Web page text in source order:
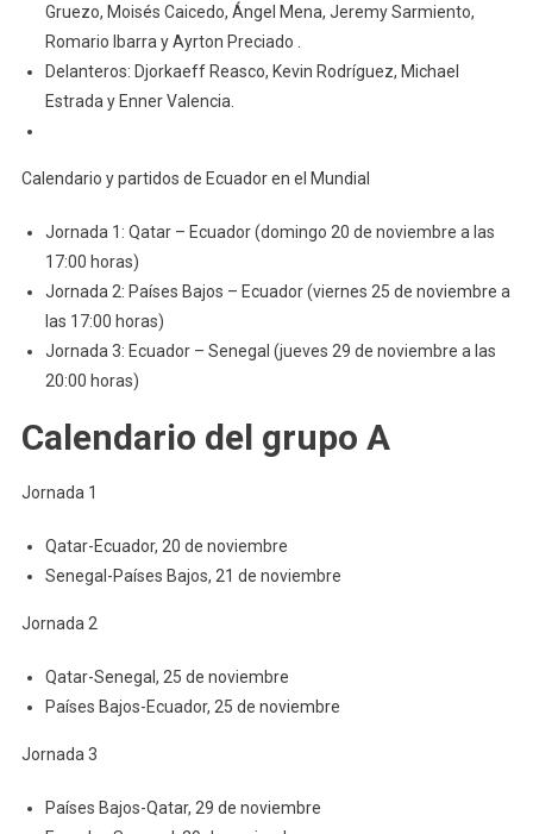
Gruezo, Moisés Caicedo, Ángel Mena, Jeremy Sarmiento,
Romario Ibarra y Ayrton Preciado .
Delanteros: Djorkaeff Reasco, Kevin Rodríguez, Michael
Estrada y Enner Valencia.
Calendario y partidos de Ecuador en el Mundial
Jornada 1: Qatar – Ecuador (domingo 20 de noviembre a las
17:00 horas)
Jornada 2: Países Bajos – Ecuador (viernes 25 de noviembre a
las 17:00 horas)
Jornada 3: Ecuador – Senegal (jueves 29 de noviembre a las
20:00 horas)
Calendario del grupo A
Jornada 1
Qatar-Ecuador, 20 de noviembre
Senegal-Países Bajos, 21 de noviembre
Jornada 2
Qatar-Senegal, 25 de noviembre
Países Bajos-Ecuador, 25 de noviembre
Jornada 3
Países Bajos-Qatar, 29 de noviembre